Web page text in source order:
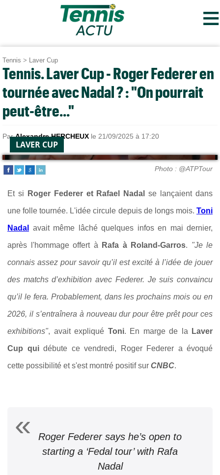
≡
Tennis > Laver Cup
Tennis. Laver Cup - Roger Federer en
tournée avec Nadal ? : "On pourrait
peut-être..."
ParAlexandre HERCHEUX le 21/09/2025 à 17:20
LAVER CUP
Photo : @ATPTour
Et si Roger Federer et Rafael Nadal se lançaient dans
une folle tournée. L'idée circule depuis de longs mois. Toni
Nadal avait même lâché quelques infos en mai dernier,
après l'hommage offert à Rafa à Roland-Garros. "Je le
connais assez pour savoir qu’il est excité à l’idée de jouer
des matchs d’exhibition avec Federer. Je suis convaincu
qu’il le fera. Probablement, dans les prochains mois ou en
2026, il s’entraînera à nouveau dur pour être prêt pour ces
exhibitions", avait expliqué Toni. En marge de la Laver
Cup quidébute ce vendredi, Roger Federer a évoqué
cette possibilité et s'est montré positif sur CNBC.
Roger Federer says he’s open to
starting a ‘Fedal tour’ with Rafa
Nadal